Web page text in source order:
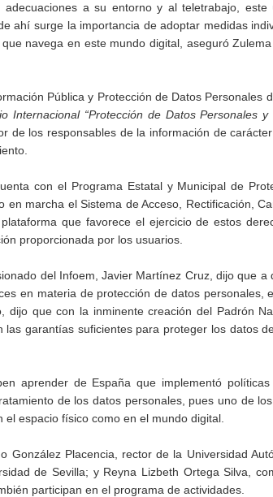
a su entorno y al teletrabajo, este
ahí surge la importancia de adoptar medidas
navega en este mundo digital, aseguró
Pública y Protección de Datos Personales
Internacional “Protección de Datos Personales y
de los responsables de la información de
con el Programa Estatal y Municipal de
marcha el Sistema de Acceso, Rectificación,
que favorece el ejercicio de estos
proporcionada por los usuarios.
del Infoem, Javier Martínez Cruz, dijo que a
en materia de protección de datos personales,
que con la inminente creación del Padrón
garantías suficientes para proteger los datos
aprender de España que implementó
de los datos personales, pues uno de
espacio físico como en el mundo digital.
Placencia, rector de la Universidad
de Sevilla; y Reyna Lizbeth Ortega Silva,
participan en el programa de actividades.